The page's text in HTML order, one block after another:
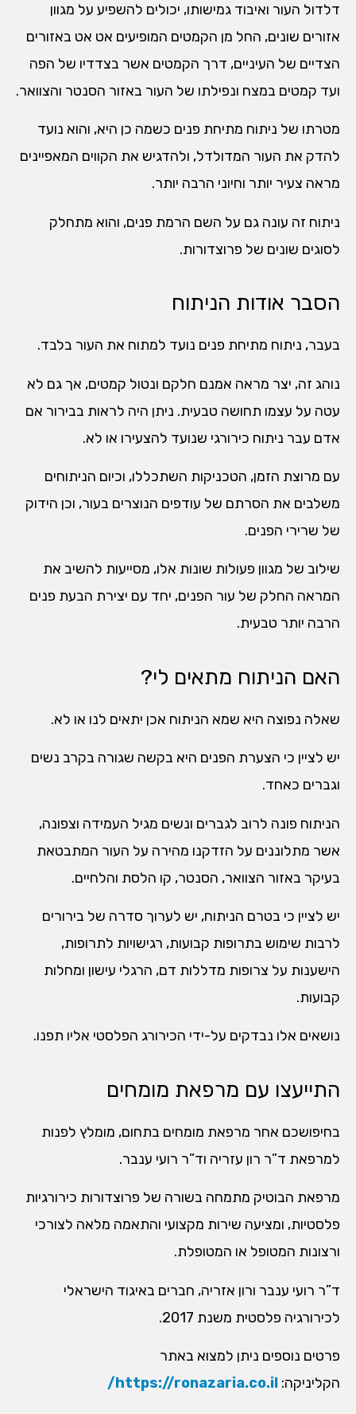
דלדול העור ואיבוד גמישותו, יכולים להשפיע על מגוון
אזורים שונים, החל מן הקמטים המופיעים אט אט באזורים
הצדיים של העיניים, דרך הקמטים אשר בצדדיו של הפה
ועד קמטים במצח ונפילתו של העור באזור הסנטר והצוואר.
מטרתו של ניתוח מתיחת פנים כשמה כן היא, והוא נועד
להדק את העור המדולדל, ולהדגיש את הקווים המאפיינים
מראה צעיר יותר וחיוני הרבה יותר.
ניתוח זה עונה גם על השם הרמת פנים, והוא מתחלק
לסוגים שונים של פרוצדורות.
הסבר אודות הניתוח
בעבר, ניתוח מתיחת פנים נועד למתוח את העור בלבד.
נוהג זה, יצר מראה אמנם חלקם ונטול קמטים, אך גם לא
עטה על עצמו תחושה טבעית. ניתן היה לראות בבירור אם
אדם עבר ניתוח כירורגי שנועד להצעירו או לא.
עם מרוצת הזמן, הטכניקות השתכללו, וכיום הניתוחים
משלבים את הסרתם של עודפים הנוצרים בעור, וכן הידוק
של שרירי הפנים.
שילוב של מגוון פעולות שונות אלו, מסייעות להשיב את
המראה החלק של עור הפנים, יחד עם יצירת הבעת פנים
הרבה יותר טבעית.
האם הניתוח מתאים לי?
שאלה נפוצה היא שמא הניתוח אכן יתאים לנו או לא.
יש לציין כי הצערת הפנים היא בקשה שגורה בקרב נשים
וגברים כאחד.
הניתוח פונה לרוב לגברים ונשים מגיל העמידה וצפונה,
אשר מתלוננים על הזדקנו מהירה על העור המתבטאת
בעיקר באזור הצוואר, הסנטר, קו הלסת והלחיים.
יש לציין כי בטרם הניתוח, יש לערוך סדרה של בירורים
לרבות שימוש בתרופות קבועות, רגישויות לתרופות,
הישענות על צרופות מדללות דם, הרגלי עישון ומחלות
קבועות.
נושאים אלו נבדקים על-ידי הכירורג הפלסטי אליו תפנו.
התייעצו עם מרפאת מומחים
בחיפושכם אחר מרפאת מומחים בתחום, מומלץ לפנות
למרפאת ד”ר רון עזריה וד”ר רועי ענבר.
מרפאת הבוטיק מתמחה בשורה של פרוצדורות כירורגיות
פלסטיות, ומציעה שירות מקצועי והתאמה מלאה לצורכי
ורצונות המטופל או המטופלת.
ד”ר רועי ענבר ורון אזריה, חברים באיגוד הישראלי
לכירורגיה פלסטית משנת 2017.
פרטים נוספים ניתן למצוא באתר
הקליניקה: https://ronazaria.co.il/